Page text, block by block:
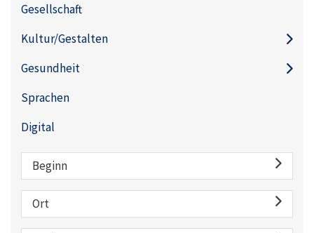
Gesellschaft
Kultur/Gestalten
Gesundheit
Sprachen
Digital
Beginn
Ort